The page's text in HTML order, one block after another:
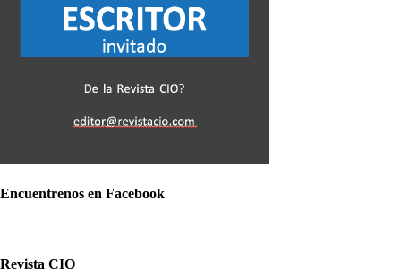
Encuentrenos en Facebook
Revista CIO